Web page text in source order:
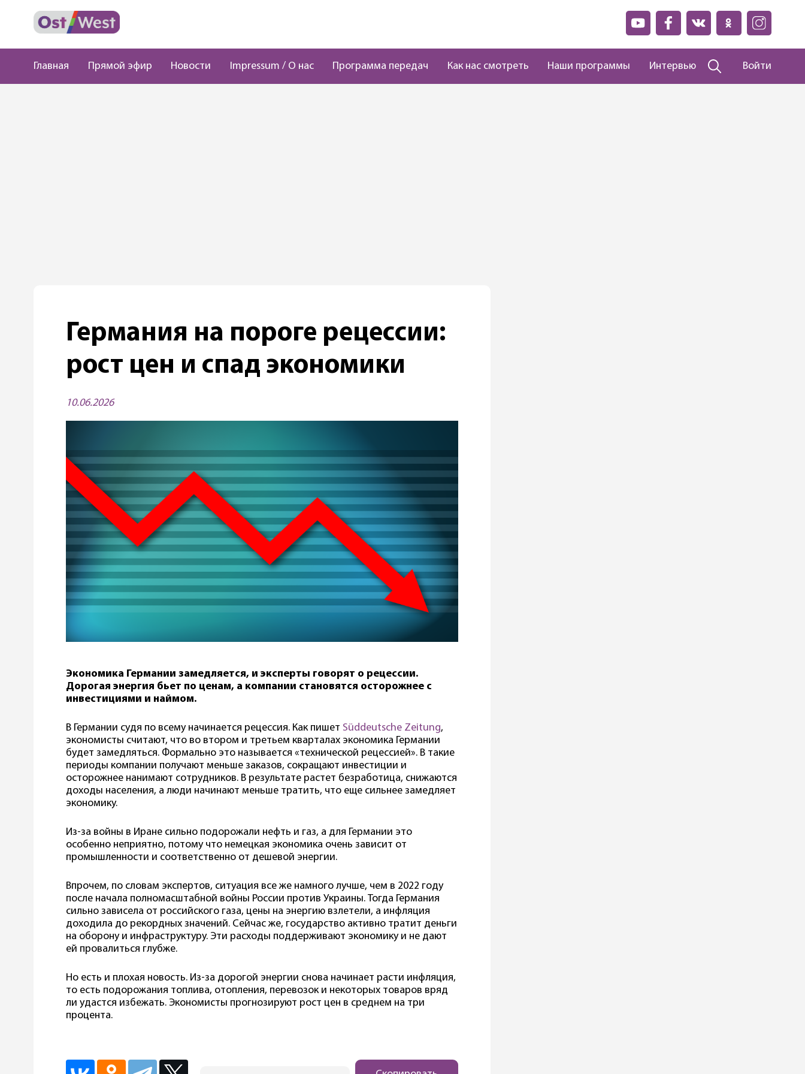
Главная Прямой эфир Новости Impressum / О нас Программа передач Как нас смотреть Наши программы Интервью Войти
Германия на пороге рецессии:
рост цен и спад экономики
10.06.2026
Экономика Германии замедляется, и эксперты говорят о рецессии.
Дорогая энергия бьет по ценам, а компании становятся осторожнее с
инвестициями и наймом.
В Германии судя по всему начинается рецессия. Как пишет Süddeutsche Zeitung,
экономисты считают, что во втором и третьем кварталах экономика Германии
будет замедляться. Формально это называется «технической рецессией». В такие
периоды компании получают меньше заказов, сокращают инвестиции и
осторожнее нанимают сотрудников. В результате растет безработица, снижаются
доходы населения, а люди начинают меньше тратить, что еще сильнее замедляет
экономику.
Из-за войны в Иране сильно подорожали нефть и газ, а для Германии это
особенно неприятно, потому что немецкая экономика очень зависит от
промышленности и соответственно от дешевой энергии.
Впрочем, по словам экспертов, ситуация все же намного лучше, чем в 2022 году
после начала полномасштабной войны России против Украины. Тогда Германия
сильно зависела от российского газа, цены на энергию взлетели, а инфляция
доходила до рекордных значений. Сейчас же, государство активно тратит деньги
на оборону и инфраструктуру. Эти расходы поддерживают экономику и не дают
ей провалиться глубже.
Но есть и плохая новость. Из-за дорогой энергии снова начинает расти инфляция,
то есть подорожания топлива, отопления, перевозок и некоторых товаров вряд
ли удастся избежать. Экономисты прогнозируют рост цен в среднем на три
процента.